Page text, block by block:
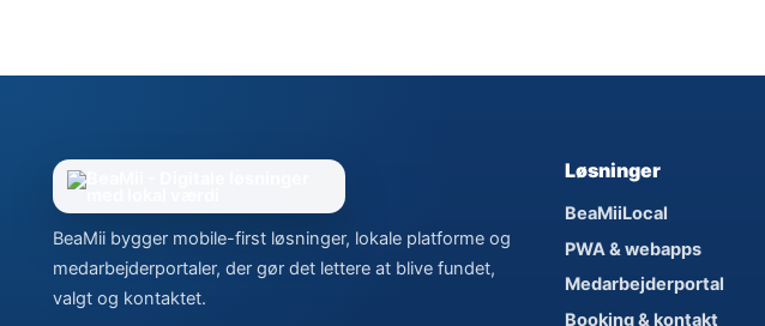
BeaMii bygger mobile-first løsninger, lokale platforme og
medarbejderportaler, der gør det lettere at blive fundet,
valgt og kontaktet.
Løsninger
BeaMiiLocal
PWA & webapps
Medarbejderportal
Booking & kontakt